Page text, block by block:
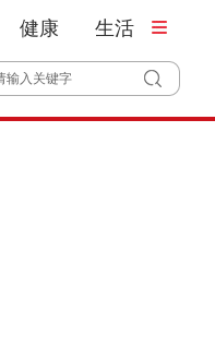
健康 生活